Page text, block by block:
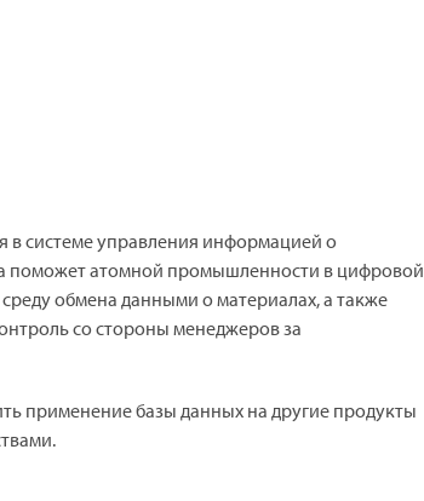
в системе управления информацией о
поможет атомной промышленности в цифровой
обмена данными о материалах, а также
со стороны менеджеров за
применение базы данных на другие продукты